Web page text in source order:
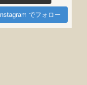
Instagram でフォロー